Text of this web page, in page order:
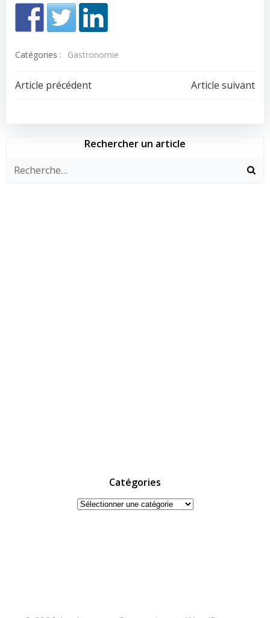
Catégories : Gastronomie
Navigation
de
l’article
Article précédent
Navigation
de
l’article
Article suivant
Rechercher un article
Catégories
Catégories